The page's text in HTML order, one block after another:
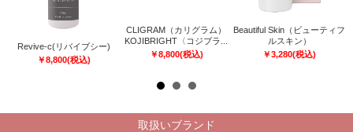
Revive-c(リバイブシー)
￥8,800(税込)
CLIGRAM（カリグラム）
KOJIBRIGHT〈コジブラ...
￥8,800(税込)
Beautiful Skin（ビューティフ
ルスキン）
￥3,280(税込)
取扱いブランド